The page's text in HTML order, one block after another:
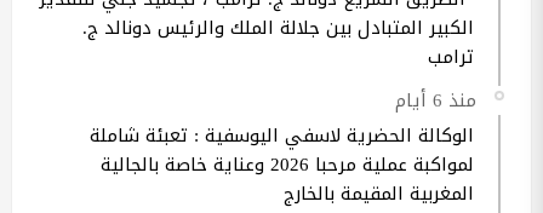
الكبير المتبادل بين جلالة الملك والرئيس دونالد ج.
ترامب
منذ 6 أيام
الوكالة الحضرية لاسفي اليوسفية : تعبئة شاملة
لمواكبة عملية مرحبا 2026 وعناية خاصة بالجالية
المغربية المقيمة بالخارج